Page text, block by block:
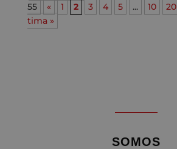
55
« 1 2 3 4 5 ... 10 20
tima »
SOMOS